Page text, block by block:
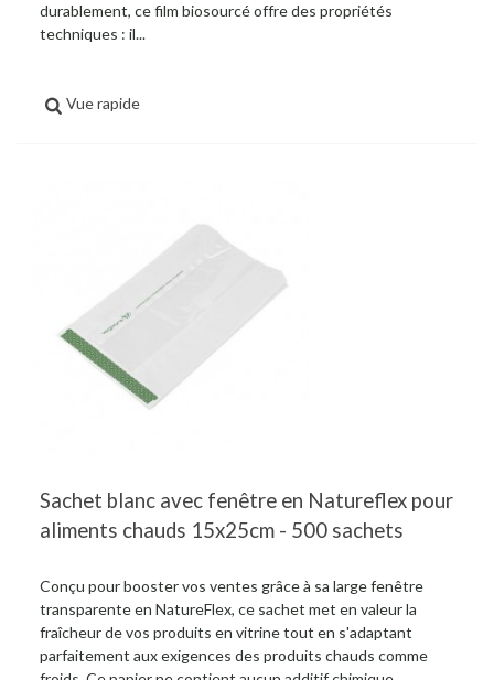
durablement, ce film biosourcé offre des propriétés
techniques : il...
Vue rapide
Sachet blanc avec fenêtre en Natureflex pour
aliments chauds 15x25cm - 500 sachets
Conçu pour booster vos ventes grâce à sa large fenêtre
transparente en NatureFlex, ce sachet met en valeur la
fraîcheur de vos produits en vitrine tout en s'adaptant
parfaitement aux exigences des produits chauds comme